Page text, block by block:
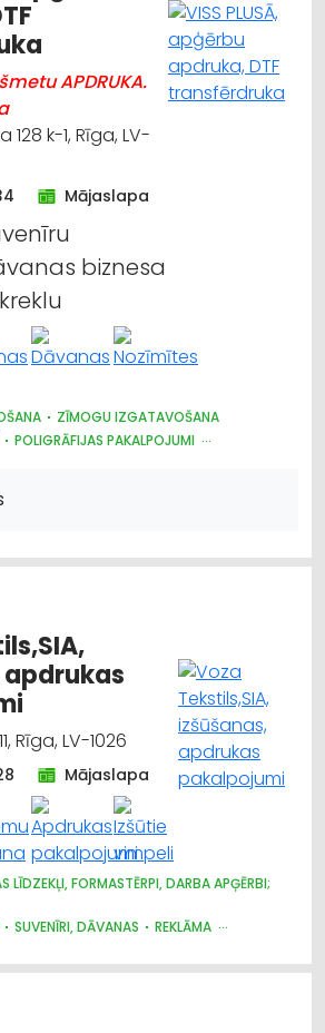
APDRUKA.
k-1, Rīga, LV-
Mājaslapa
biznesa
ZĪMOGU IZGATAVOŠANA
POLIGRĀFIJAS PAKALPOJUMI
Rīga, LV-1026
Mājaslapa
LĪDZEKĻI, FORMASTĒRPI, DARBA APĢĒRBI;
SUVENĪRI, DĀVANAS
REKLĀMA